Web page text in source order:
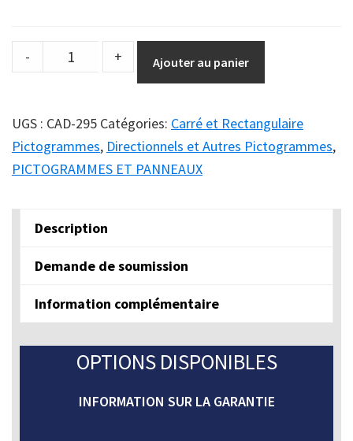
pictogramme
SURVEILLEZ
LES
ENFANTS
TOUT
TEMPS
quantity
- + Ajouter au panier
UGS : CAD-295 Catégories: Carré et Rectangulaire
Pictogrammes, Directionnels et Autres Pictogrammes,
PICTOGRAMMES ET PANNEAUX
Description
Demande de soumission
Information complémentaire
OPTIONS DISPONIBLES
INFORMATION SUR LA GARANTIE